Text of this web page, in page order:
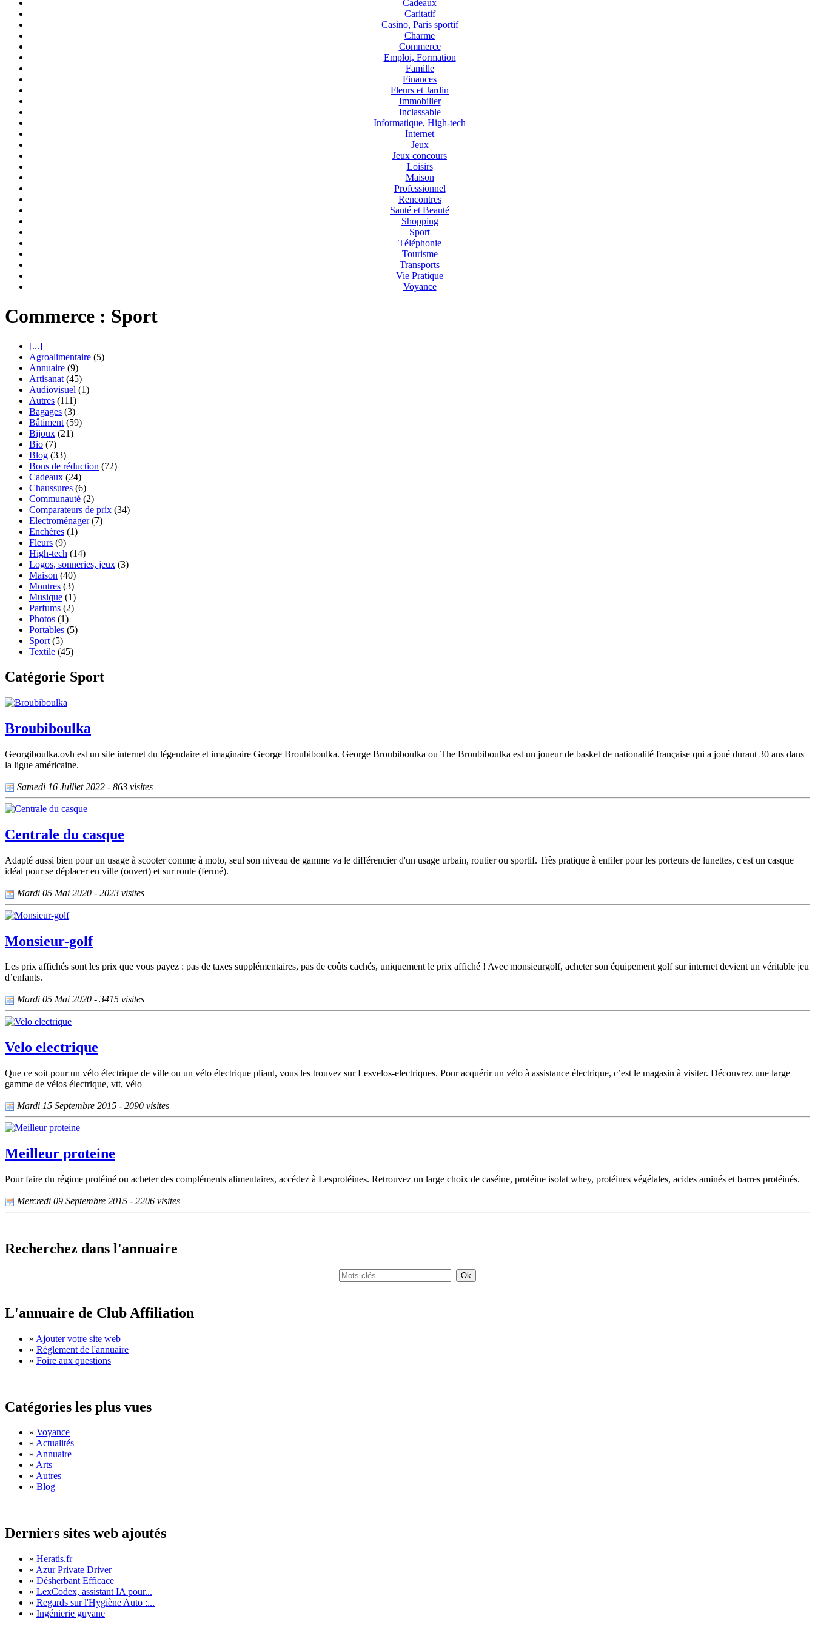
Cadeaux
Caritatif
Casino, Paris sportif
Charme
Commerce
Emploi, Formation
Famille
Finances
Fleurs et Jardin
Immobilier
Inclassable
Informatique, High-tech
Internet
Jeux
Jeux concours
Loisirs
Maison
Professionnel
Rencontres
Santé et Beauté
Shopping
Sport
Téléphonie
Tourisme
Transports
Vie Pratique
Voyance
Commerce : Sport
[...]
Agroalimentaire (5)
Annuaire (9)
Artisanat (45)
Audiovisuel (1)
Autres (111)
Bagages (3)
Bâtiment (59)
Bijoux (21)
Bio (7)
Blog (33)
Bons de réduction (72)
Cadeaux (24)
Chaussures (6)
Communauté (2)
Comparateurs de prix (34)
Electroménager(7)
Enchères (1)
Fleurs (9)
High-tech (14)
Logos, sonneries, jeux (3)
Maison (40)
Montres (3)
Musique (1)
Parfums (2)
Photos (1)
Portables (5)
Sport (5)
Textile (45)
Catégorie Sport
Broubiboulka
Georgiboulka.ovh est un site internet du légendaire et imaginaire George Broubiboulka. George Broubiboulka ou The Broubiboulka est un joueur de basket de nationalité française qui a joué durant 30 ans dans
la ligue américaine.
Samedi 16 Juillet 2022 - 863 visites
Centrale du casque
Adapté aussi bien pour un usage à scooter comme à moto, seul son niveau de gamme va le différencier d'un usage urbain, routier ou sportif. Très pratique à enfiler pour les porteurs de lunettes, c'est un casque
idéal pour se déplacer en ville (ouvert) et sur route (fermé).
Mardi 05 Mai 2020 - 2023 visites
Monsieur-golf
Les prix affichés sont les prix que vous payez : pas de taxes supplémentaires, pas de coûts cachés, uniquement le prix affiché ! Avec monsieurgolf, acheter son équipement golf sur internet devient un véritable jeu
d’enfants.
Mardi 05 Mai 2020 - 3415 visites
Velo electrique
Que ce soit pour un vélo électrique de ville ou un vélo électrique pliant, vous les trouvez sur Lesvelos-electriques. Pour acquérir un vélo à assistance électrique, c’est le magasin à visiter. Découvrez une large
gamme de vélos électrique, vtt, vélo
Mardi 15 Septembre 2015 - 2090 visites
Meilleur proteine
Pour faire du régime protéiné ou acheter des compléments alimentaires, accédez à Lesprotéines. Retrouvez un large choix de caséine, protéine isolat whey, protéines végétales, acides aminés et barres protéinés.
Mercredi 09 Septembre 2015 - 2206 visites
Recherchez dans l'annuaire
L'annuaire de Club Affiliation
» Ajouter votre site web
» Règlement de l'annuaire
» Foire aux questions
Catégories les plus vues
» Voyance
» Actualités
» Annuaire
» Arts
» Autres
» Blog
Derniers sites web ajoutés
» Heratis.fr
» Azur Private Driver
» Désherbant Efficace
» LexCodex, assistant IA pour...
» Regards sur l'Hygiène Auto :...
» Ingénierie guyane